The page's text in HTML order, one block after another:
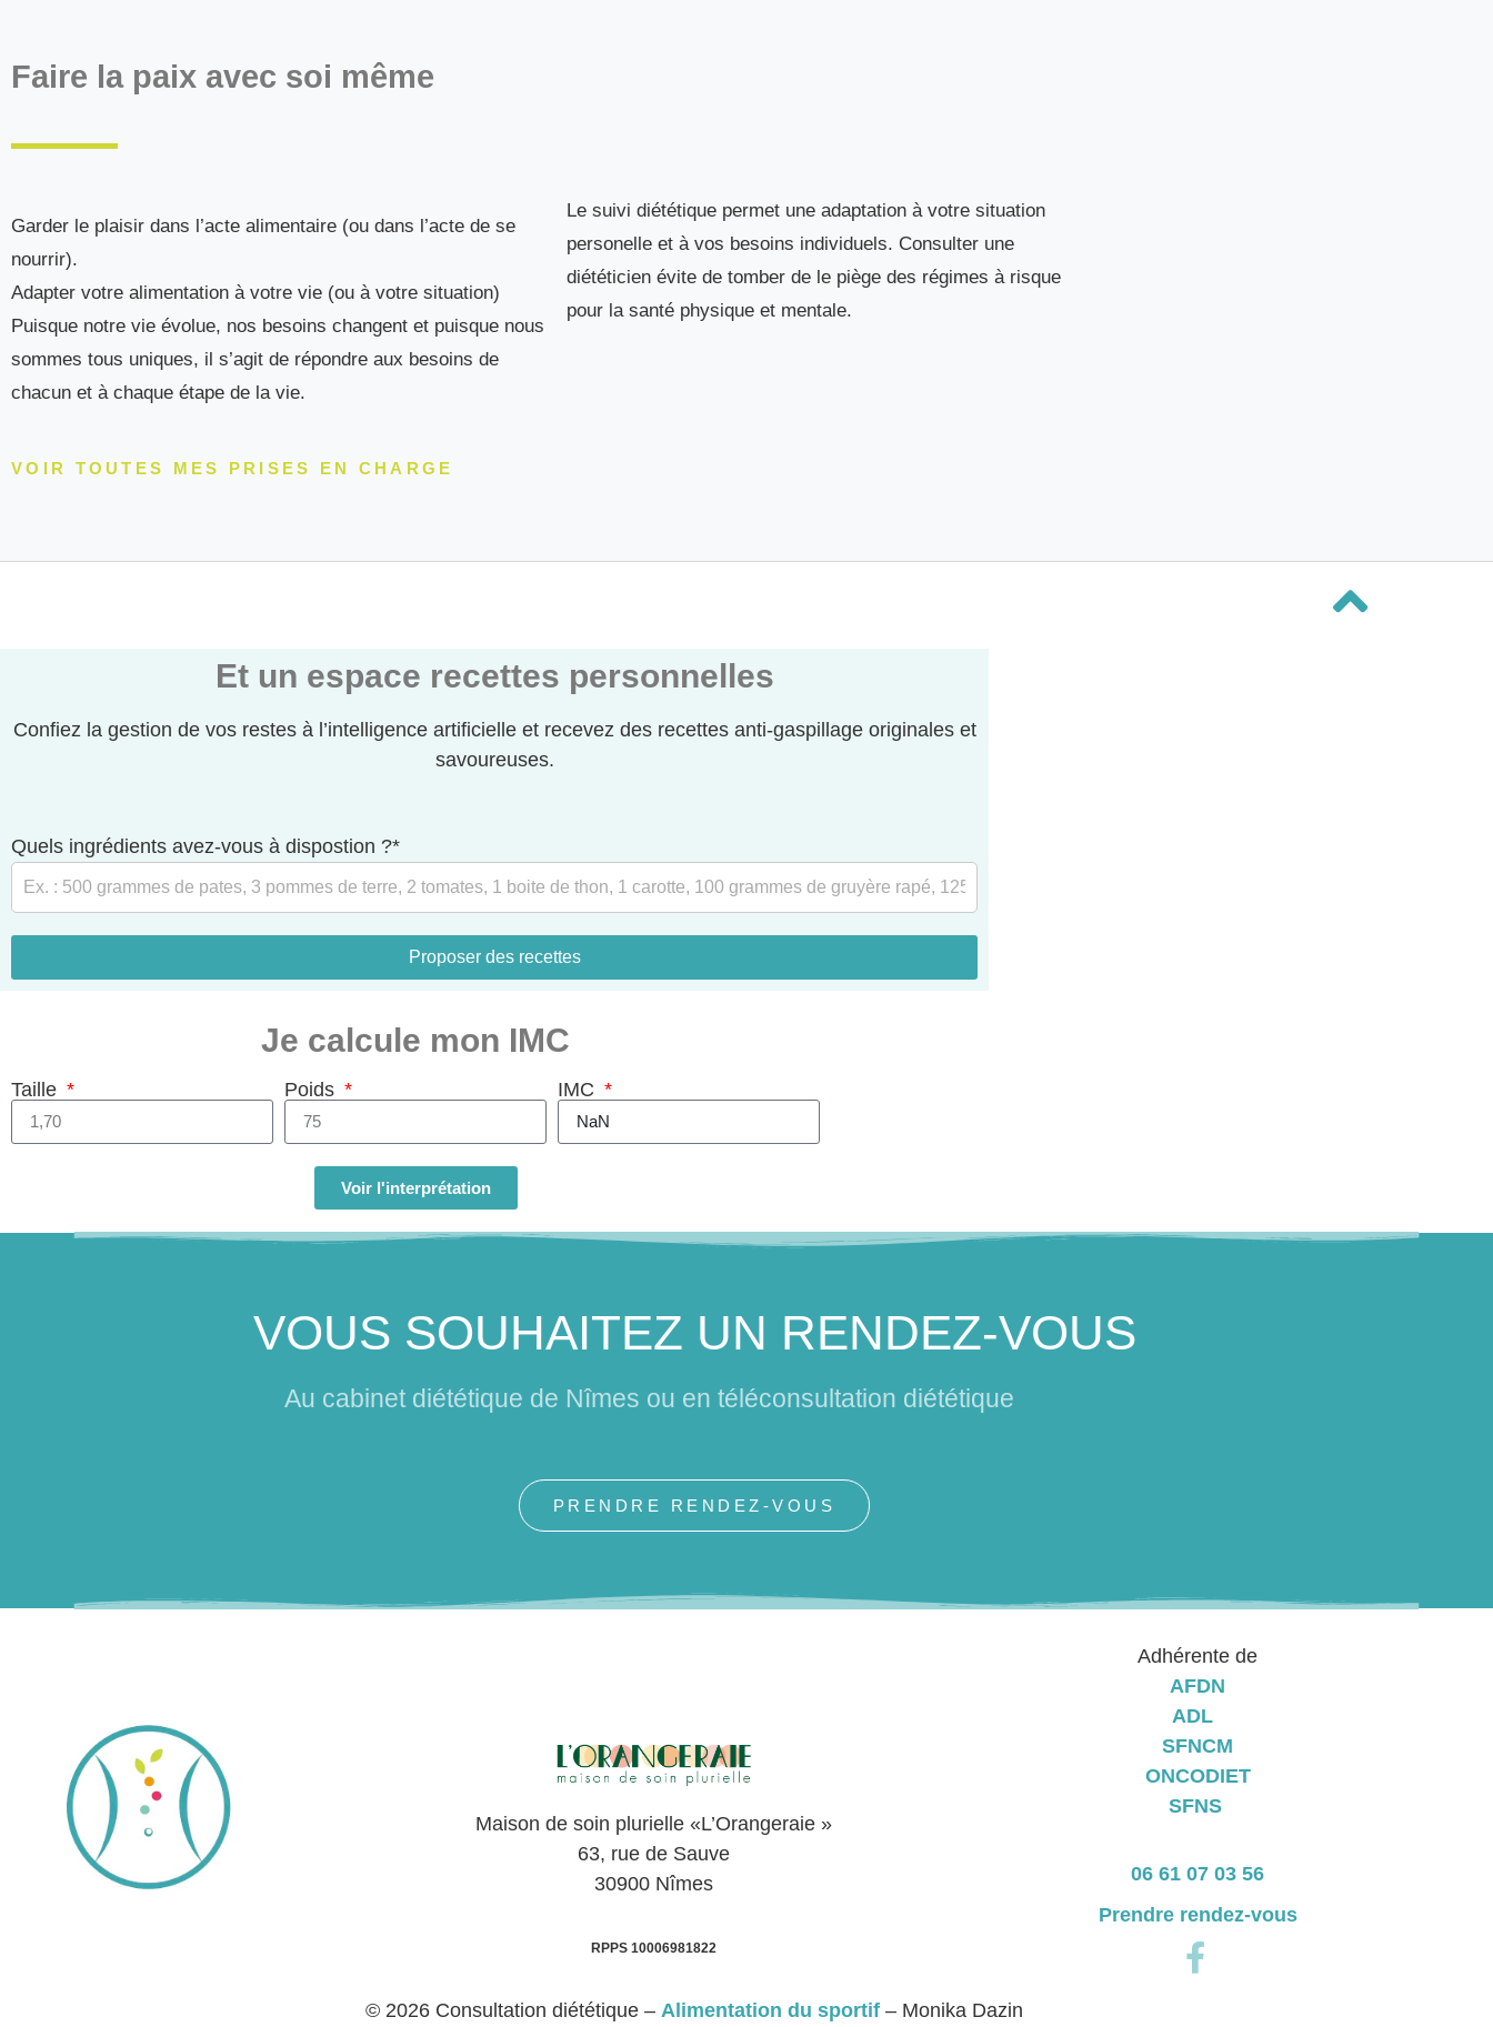
Faire la paix avec soi même
Garder le plaisir dans l’acte alimentaire (ou dans l’acte de se
nourrir).
Adapter votre alimentation à votre vie (ou à votre situation)
Puisque notre vie évolue, nos besoins changent et puisque nous
sommes tous uniques, il s’agit de répondre aux besoins de
chacun et à chaque étape de la vie.
VOIR TOUTES MES PRISES EN CHARGE
Le suivi diététique permet une adaptation à votre situation
personelle et à vos besoins individuels. Consulter une
diététicien évite de tomber de le piège des régimes à risque
pour la santé physique et mentale.
Et un espace recettes personnelles
Confiez la gestion de vos restes à l’intelligence artificielle et recevez des recettes anti-gaspillage originales et
savoureuses.
Quels ingrédients avez-vous à dispostion ?*
Proposer des recettes
Je calcule mon IMC
Taille Poids IMC
Calculez
Voir l'interprétation
VOUS SOUHAITEZ UN RENDEZ-VOUS
Au cabinet diététique de Nîmes ou en téléconsultation diététique
PRENDRE RENDEZ-VOUS
Maison de soin plurielle «L’Orangeraie »
63, rue de Sauve
30900 Nîmes
RPPS 10006981822
Adhérente de
AFDN
ADL
SFNCM
ONCODIET
SFNS
06 61 07 03 56
Prendre rendez-vous
© 2026 Consultation diététique – Alimentation du sportif – Monika Dazin